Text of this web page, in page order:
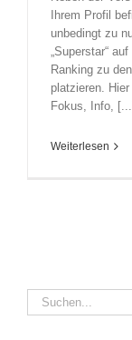
Ihrem Profil
unbedingt zu
„Superstar“
Ranking zu
platzieren.
Fokus, Info,
Weiterlesen
Suche
nach: